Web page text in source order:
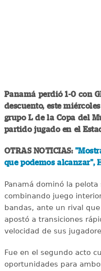
Panamá perdió 1-0 con
descuento, este
grupo L de la Copa del
partido jugado en el
OTRAS NOTICIAS:
que podemos alcanzar",
Panamá dominó la
combinando juego
bandas, ante un rival
apostó a transiciones
velocidad de sus
Fue en el segundo acto
oportunidades para